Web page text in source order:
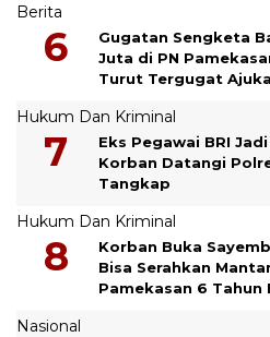
Berita
Gugatan Sengketa
Juta di PN
Turut Tergugat
Hukum Dan Kriminal
Eks Pegawai BRI
Korban Datangi
Tangkap
Hukum Dan Kriminal
Korban Buka
Bisa Serahkan
Pamekasan 6 Tahun
Nasional